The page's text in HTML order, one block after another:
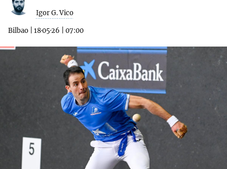
Igor G. Vico
Bilbao 18·05·26 07:00